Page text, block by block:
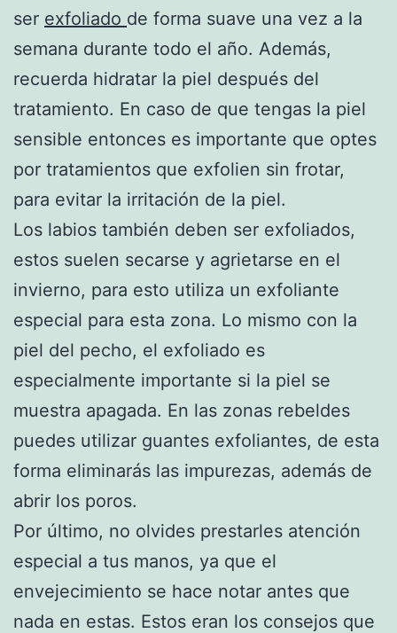
ser exfoliado de forma suave una vez a la
semana durante todo el año. Además,
recuerda hidratar la piel después del
tratamiento. En caso de que tengas la piel
sensible entonces es importante que optes
por tratamientos que exfolien sin frotar,
para evitar la irritación de la piel.
Los labios también deben ser exfoliados,
estos suelen secarse y agrietarse en el
invierno, para esto utiliza un exfoliante
especial para esta zona. Lo mismo con la
piel del pecho, el exfoliado es
especialmente importante si la piel se
muestra apagada. En las zonas rebeldes
puedes utilizar guantes exfoliantes, de esta
forma eliminarás las impurezas, además de
abrir los poros.
Por último, no olvides prestarles atención
especial a tus manos, ya que el
envejecimiento se hace notar antes que
nada en estas. Estos eran los consejos que